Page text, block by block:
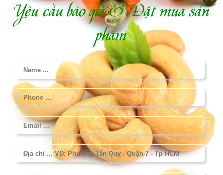
Yêu cầu báo giá & Đặt mua sản
phẩm